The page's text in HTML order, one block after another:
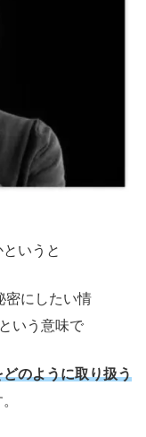
いうと
密にしたい情
いう意味で
のように取り扱う